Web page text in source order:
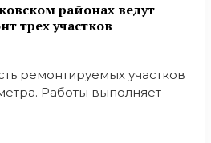
районах ведут
трех участков
ремонтируемых участков
Работы выполняет